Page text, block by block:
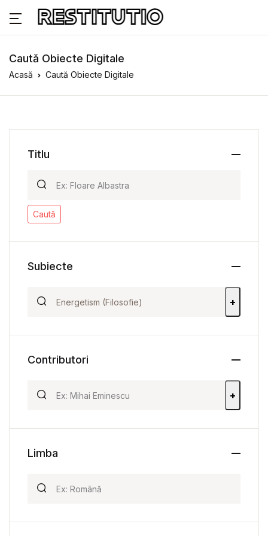
Caută Obiecte Digitale
Acasă Caută Obiecte Digitale
Titlu
Caută
Subiecte
+
Contributori
+
Limba